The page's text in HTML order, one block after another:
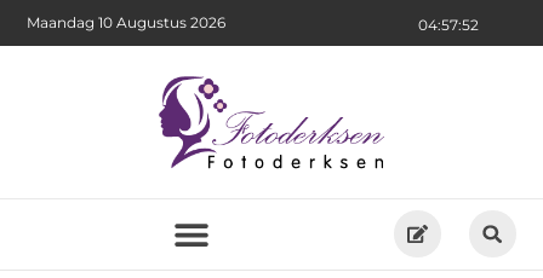
04:57:54
Maandag 10 Augustus 2026